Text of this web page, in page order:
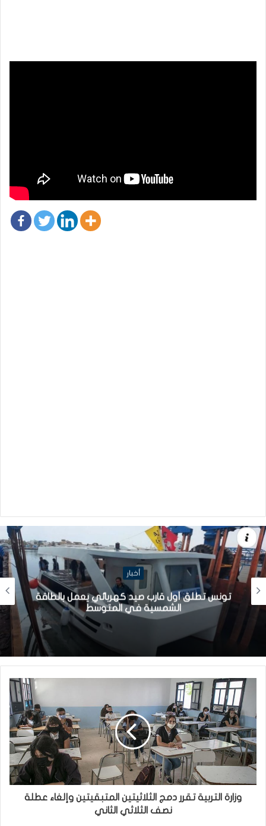
أخبار
تونس تطلق أول قارب صيد كهربائي يعمل بالطاقة
الشمسية في المتوسط
وزارة التربية تقرر دمج الثلاثيتين المتبقيتين وإلغاء عطلة
نصف الثلاثي الثاني